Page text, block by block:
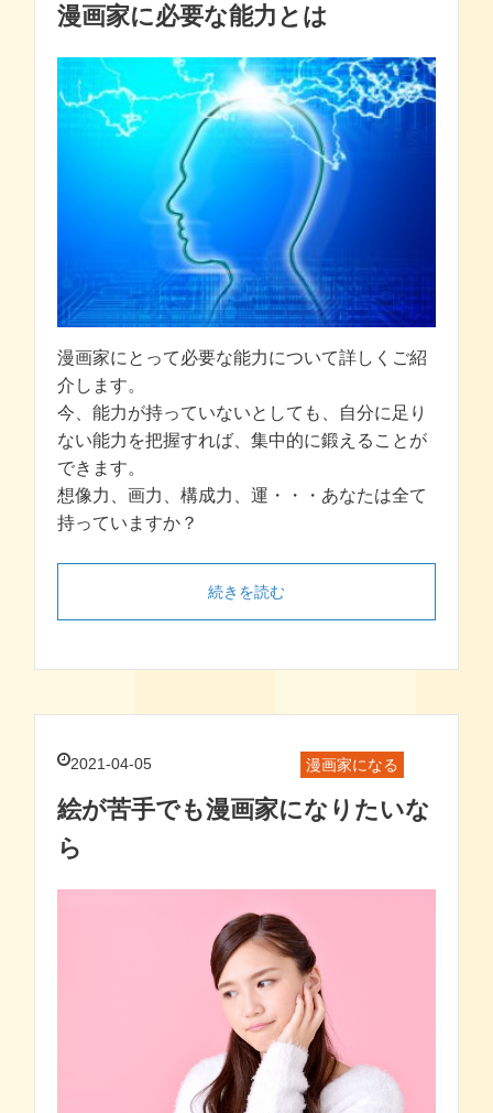
漫画家に必要な能力とは
漫画家にとって必要な能力について詳しくご紹
介します。
今、能力が持っていないとしても、自分に足り
ない能力を把握すれば、集中的に鍛えることが
できます。
想像力、画力、構成力、運・・・あなたは全て
持っていますか？
続きを読む
2021-04-05 漫画家になる
絵が苦手でも漫画家になりたいな
ら